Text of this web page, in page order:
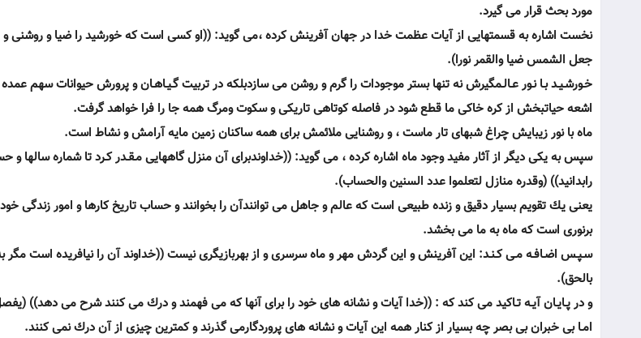
مورد بحث قرار مى گيرد.
نخست اشاره به قسمتهايى از آيات عظمت خدا در جهان آفرينش كرده ،مى گويد: ((او كسى است كه خورشيد را ضيا و روشنى و
جعل الشمس ضيا والقمر نورا).
خـورشـيـد بـا نـور عـالـمگيرش نه تنها بستر موجودات را گرم و روشن مى سازدبلكه در تربيت گـيـاهـان و پرورش حيوانات سهم
اشعه حياتبخش از كره خاكى ما قطع شود در فاصله كوتاهى تاريكى و سكوت ومرگ همه جا را فرا خواهد گرفت.
ماه با نور زيبايش چراغ شبهاى تار ماست ، و روشنايى ملائمش براى همه ساكنان زمين مايه آرامش و نشاط است.
سپس به يكى ديگر از آثار مفيد وجود ماه اشاره كرده ، مى گويد: ((خداوندبراى آن منزل گاههايى مـقـدر كـرد تا شماره سالها
رابدانيد)) (وقدره منازل لتعلموا عدد السنين والحساب).
يعنى يك تقويم بسيار دقيق و زنده طبيعى است كه عالم و جاهل مى توانندآن را بخوانند و حساب تاريخ كارها و امور زندگى خود
برنورى است كه ماه به ما مى بخشد.
سـپـس اضـافـه مـى كـنـد: اين آفرينش و اين گردش مهر و ماه سرسرى و از بهربازيگرى نيست ((خداوند آن را نيافريده است
بالحق).
و در پـايـان آيـه تـاكيد مى كند كه : ((خدا آيات و نشانه هاى خود را براى آنها كه مى فهمند و درك مى كنند شرح مى دهد))
امـا بى خبران بى بصر چه بسيار از كنار همه اين آيات و نشانه هاى پروردگارمى گذرند و كمترين چيزى از آن درك نمى كنند.